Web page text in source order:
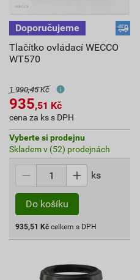
Tlačítko ovládací WECCO
WT570
1 990,45 Kč
935,51 Kč
cena za ks s DPH
Vyberte si prodejnu
Skladem v (52) prodejnách
ks
Do košíku
935,51 Kč celkem s DPH